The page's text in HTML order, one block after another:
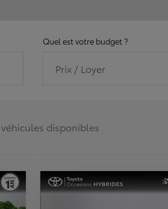
Quel est votre budget ?
Prix / Loyer
véhicules disponibles